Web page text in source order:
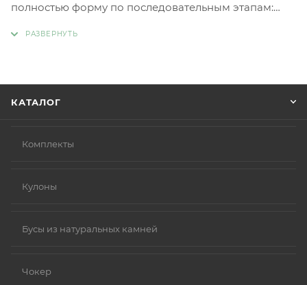
полностью форму по последовательным этапам:
КАТАЛОГ
Комплекты
Кулоны
Бусы из натуральных камней
Чокер